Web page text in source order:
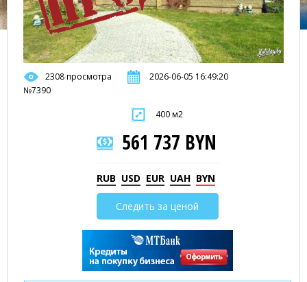
2308 просмотра
2026-06-05 16:49:20
№7390
400 м2
561 737 BYN
RUB USD EUR UAH BYN
Следить за ценой